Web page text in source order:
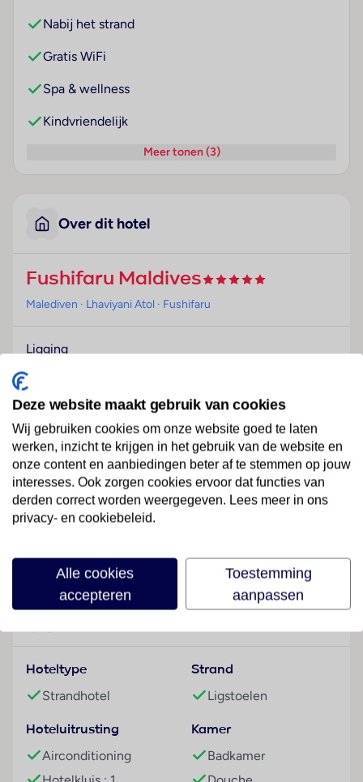
Nabij het strand
Gratis WiFi
Spa & wellness
Kindvriendelijk
Meer tonen (3)
Over dit hotel
Fushifaru Maldives
Malediven · Lhaviyani Atol · Fushifaru
Ligging
Hotelfaciliteiten
Het vriendelijke personeel aan de receptie is graag bij
alle vragen behulpzaam. De gasten van het resort
ontvangen bij aankomst een welkomstdrankje. Een
bagagedepot, een kluis en een wisselkantoor bieden
de nodige service. In de openbare ruimtes is Wi-Fi
verkrijgbaar. De tourdesk biedt ondersteuning bij het
aantal voor gehandicapten toegankelijke
voorzieningen. Een lift en faciliteiten voor
rolstoelgebruikers zijn voorhanden. Een
souvenirwinkel en andere winkels zijn voorhanden om
heerlijk te winkelen of te flaneren. Op het terrein van
en een fraaie speelplaats. Tot de overige
voorzieningen van het resort behoren een speelkamer
voorzieningen bevinden zich een 24-uurs
beveiligingsdienst, een transferservice, een 24-uurs
Faciliteiten
Hoteltype
Strandhotel
Strand
Ligstoelen
Hoteluitrusting
Airconditioning
Kamer
Badkamer
Deze website maakt gebruik van cookies
Wij gebruiken cookies om onze website goed te laten
werken, inzicht te krijgen in het gebruik van de website en
onze content en aanbiedingen beter af te stemmen op jouw
interesses. Ook zorgen cookies ervoor dat functies van
derden correct worden weergegeven. Lees meer in ons
privacy- en cookiebeleid.
Alle cookies
accepteren
Toestemming
aanpassen